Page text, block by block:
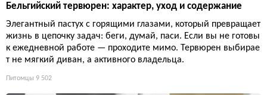
Бельгийский тервюрен: характер, уход и содержание
Элегантный пастух с горящими глазами, который превращает
жизнь в цепочку задач: беги, думай, паси. Если вы не готовы
к ежедневной работе — проходите мимо. Тервюрен выбирае
т не мягкий диван, а активного владельца.
Питомцы 9 502